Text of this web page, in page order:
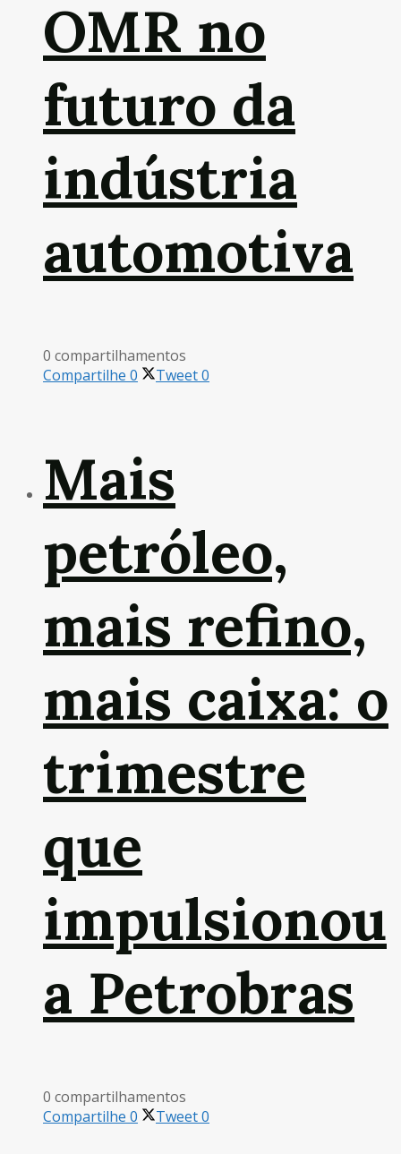
OMR no
futuro da
indústria
automotiva
0 compartilhamentos
Compartilhe 0 Tweet0
Mais
petróleo,
mais refino,
mais caixa: o
trimestre
que
impulsionou
a Petrobras
0 compartilhamentos
Compartilhe 0 Tweet0